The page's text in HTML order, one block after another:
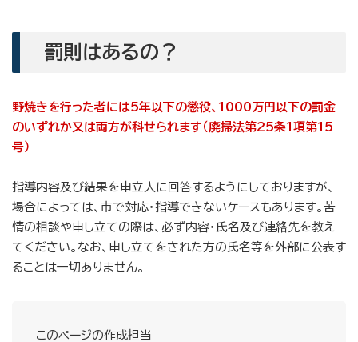
罰則はあるの？
野焼きを行った者には5年以下の懲役、1000万円以下の罰金
のいずれか又は両方が科せられます（廃掃法第25条1項第15
号）
指導内容及び結果を申立人に回答するようにしておりますが、
場合によっては、市で対応・指導できないケースもあります。苦
情の相談や申し立ての際は、必ず内容・氏名及び連絡先を教え
てください。なお、申し立てをされた方の氏名等を外部に公表す
ることは一切ありません。
このページの作成担当